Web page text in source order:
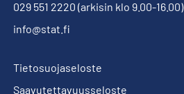
029 551 2220 (arkisin klo 9.00-16.00)
info@stat.fi
Tietosuojaseloste
Saavutettavuusseloste